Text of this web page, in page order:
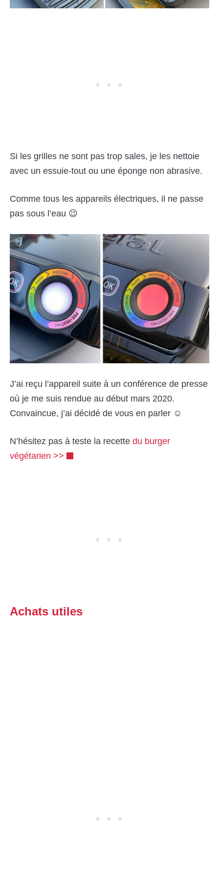
Si les grilles ne sont pas trop sales, je les nettoie
avec un essuie-tout ou une éponge non abrasive.
Comme tous les appareils électriques, il ne passe
pas sous l’eau 😉
J’ai reçu l’appareil suite à un conférence de presse
où je me suis rendue au début mars 2020.
Convaincue, j’ai décidé de vous en parler ☺
N’hésitez pas à teste la recette du burger
végétarien >>
Achats utiles